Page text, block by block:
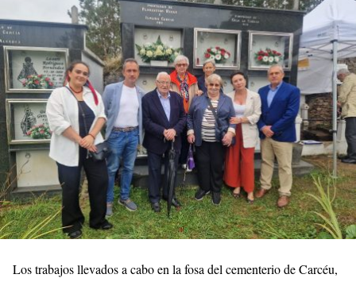
Los trabajos llevados a cabo en la fosa del cementerio de Carcéu,